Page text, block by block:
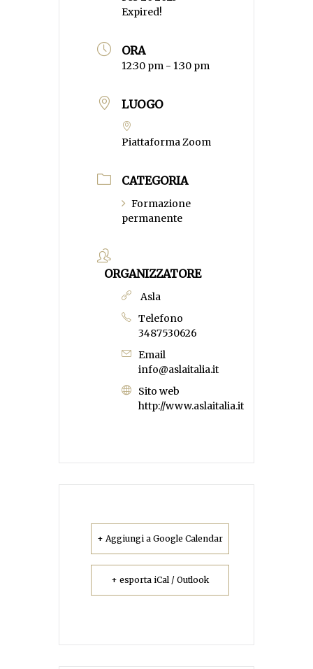
Expired!
ORA
12:30 pm - 1:30 pm
LUOGO
Piattaforma Zoom
CATEGORIA
Formazione
permanente
ORGANIZZATORE
Asla
Telefono
3487530626
Email
info@aslaitalia.it
Sito web
http://www.aslaitalia.it
+ Aggiungi a Google Calendar
+ esporta iCal / Outlook